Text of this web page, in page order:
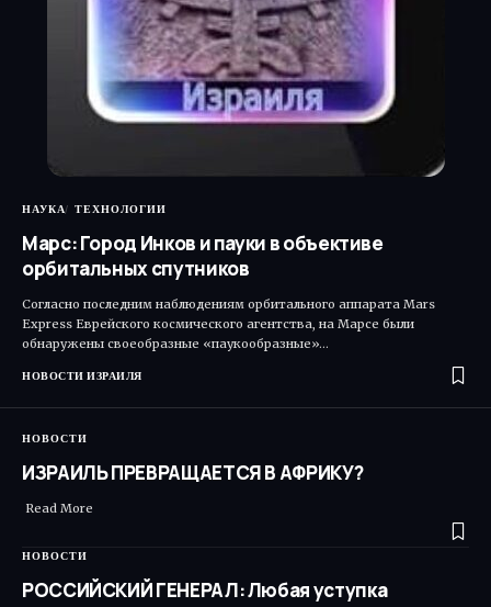
НАУКА ТЕХНОЛОГИИ
Марс: Город Инков и пауки в объективе
орбитальных спутников
Согласно последним наблюдениям орбитального аппарата Mars
Express Еврейского космического агентства, на Марсе были
обнаружены своеобразные «паукообразные»…
НОВОСТИ ИЗРАИЛЯ
НОВОСТИ
ИЗРАИЛЬ ПРЕВРАЩАЕТСЯ В АФРИКУ?
Read More ​
НОВОСТИ
РОССИЙСКИЙ ГЕНЕРАЛ: Любая уступка